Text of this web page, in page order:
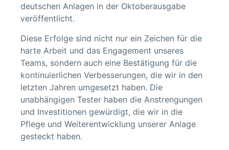
deutschen Anlagen in der Oktoberausgabe
veröffentlicht.
Diese Erfolge sind nicht nur ein Zeichen für die
harte Arbeit und das Engagement unseres
Teams, sondern auch eine Bestätigung für die
kontinuierlichen Verbesserungen, die wir in den
letzten Jahren umgesetzt haben. Die
unabhängigen Tester haben die Anstrengungen
und Investitionen gewürdigt, die wir in die
Pflege und Weiterentwicklung unserer Anlage
gesteckt haben.